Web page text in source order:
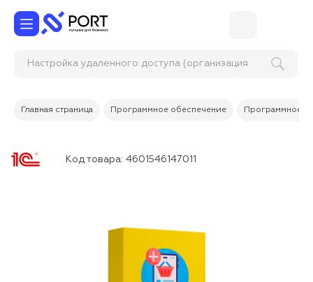
Настройка удаленного доступа (организация
Главная страница Программное обеспечение Программное
Код товара: 4601546147011